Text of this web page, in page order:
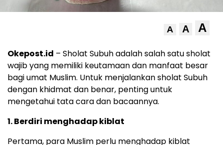
A A A
Okepost.id – Sholat Subuh adalah salah satu sholat
wajib yang memiliki keutamaan dan manfaat besar
bagi umat Muslim. Untuk menjalankan sholat Subuh
dengan khidmat dan benar, penting untuk
mengetahui tata cara dan bacaannya.
1. Berdiri menghadap kiblat
Pertama, para Muslim perlu menghadap kiblat